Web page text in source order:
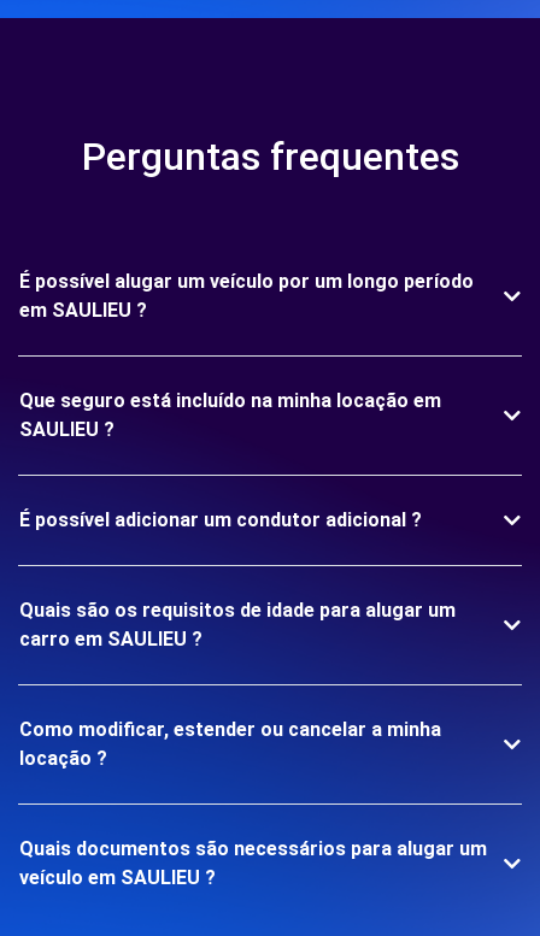
Perguntas frequentes
É possível alugar um veículo por um longo período
em SAULIEU ?
Que seguro está incluído na minha locação em
SAULIEU ?
É possível adicionar um condutor adicional ?
Quais são os requisitos de idade para alugar um
carro em SAULIEU ?
Como modificar, estender ou cancelar a minha
locação ?
Quais documentos são necessários para alugar um
veículo em SAULIEU ?